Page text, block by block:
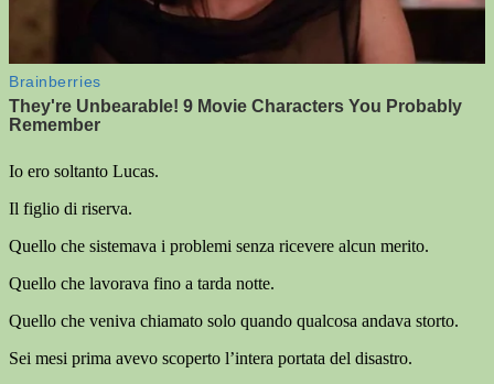
Io ero soltanto Lucas.
Il figlio di riserva.
Quello che sistemava i problemi senza ricevere alcun merito.
Quello che lavorava fino a tarda notte.
Quello che veniva chiamato solo quando qualcosa andava storto.
Sei mesi prima avevo scoperto l’intera portata del disastro.